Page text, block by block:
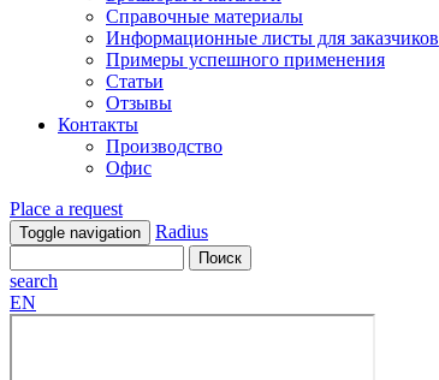
Справочные материалы
Информационные листы для заказчиков
Примеры успешного применения
Статьи
Отзывы
Контакты
Производство
Офис
Place a request
Toggle navigation Radius
search
EN